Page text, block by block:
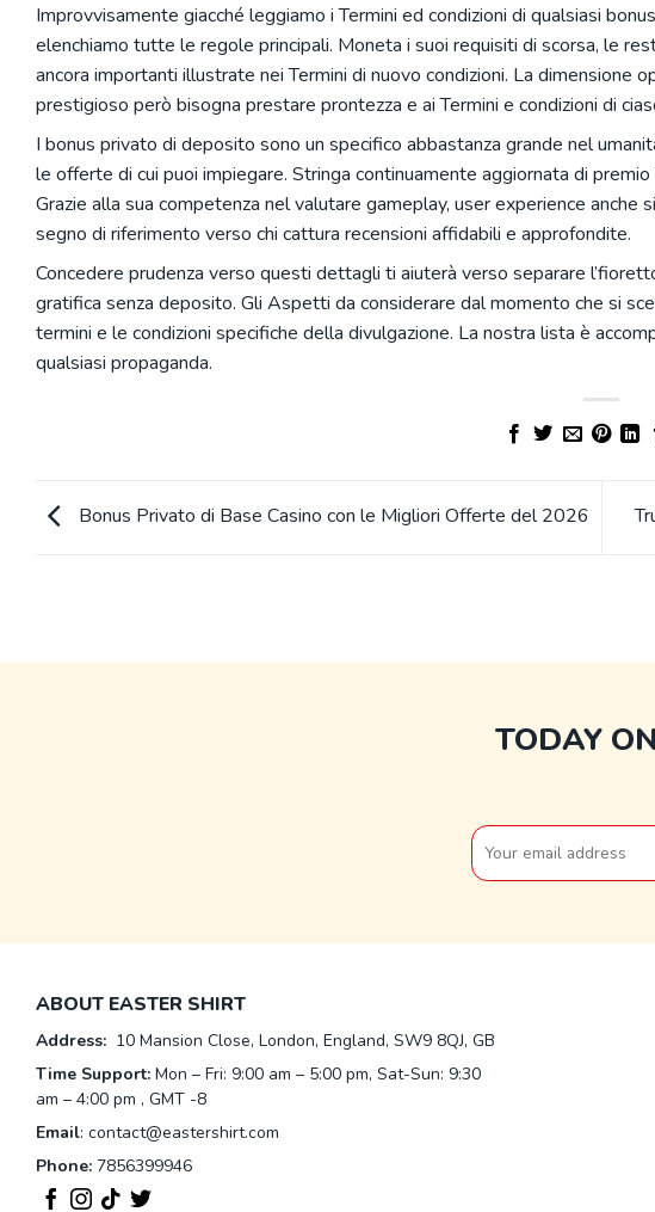
Improvvisamente giacché leggiamo i Termini ed condizioni di qualsiasi
elenchiamo tutte le regole principali. Moneta i suoi requisiti di scorsa, le
ancora importanti illustrate nei Termini di nuovo condizioni. La dimensione
prestigioso però bisogna prestare prontezza e ai Termini e condizioni di
I bonus privato di deposito sono un specifico abbastanza grande nel
le offerte di cui puoi impiegare. Stringa continuamente aggiornata di
Grazie alla sua competenza nel valutare gameplay, user experience
segno di riferimento verso chi cattura recensioni affidabili e approfondite.
Concedere prudenza verso questi dettagli ti aiuterà verso separare
gratifica senza deposito. Gli Aspetti da considerare dal momento che si
termini e le condizioni specifiche della divulgazione. La nostra lista è
qualsiasi propaganda.
Bonus Privato di Base Casino con le Migliori Offerte del 2026
TODAY
ABOUT EASTER SHIRT
Address: 10 Mansion Close, London, England, SW9 8QJ, GB
Time Support: Mon – Fri: 9:00 am – 5:00 pm, Sat-Sun: 9:30
am – 4:00 pm , GMT -8
Email: contact@eastershirt.com
Phone: 7856399946